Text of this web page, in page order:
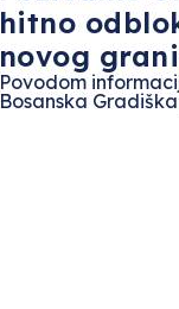
hitno
novog
Povodom
Bosanska Gradiška